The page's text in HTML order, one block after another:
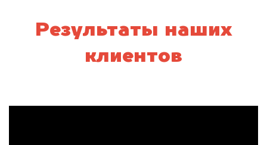
Результаты наших
клиентов